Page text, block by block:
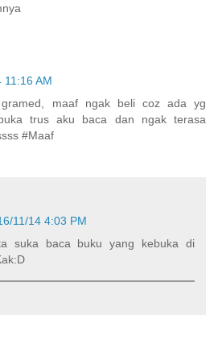
11:16 AM
maaf ngak beli coz ada yg
trus aku baca dan ngak terasa
#Maaf
11/14 4:03 PM
suka baca buku yang kebuka di